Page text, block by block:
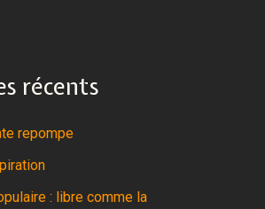
récents
repompe
: libre comme la